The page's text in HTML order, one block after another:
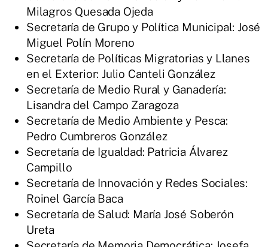
Milagros Quesada Ojeda
Secretaría de Grupo y Política Municipal: José
Miguel Polín Moreno
Secretaría de Políticas Migratorias y Llanes
en el Exterior: Julio Canteli González
Secretaría de Medio Rural y Ganadería:
Lisandra del Campo Zaragoza
Secretaría de Medio Ambiente y Pesca:
Pedro Cumbreros González
Secretaría de Igualdad: Patricia Álvarez
Campillo
Secretaría de Innovación y Redes Sociales:
Roinel García Baca
Secretaría de Salud: María José Soberón
Ureta